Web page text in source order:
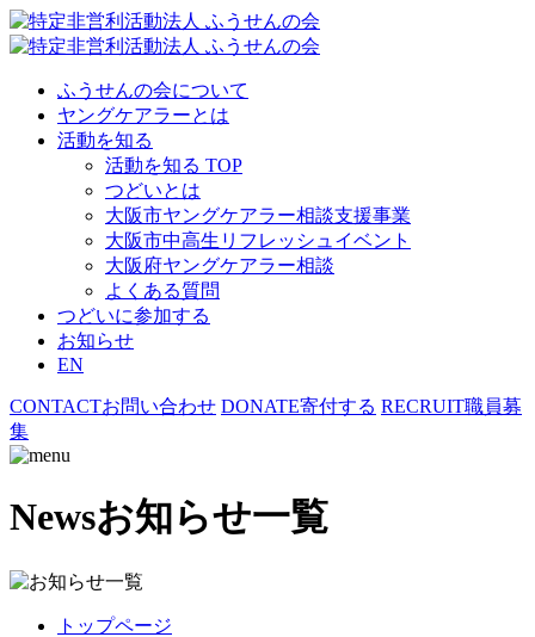
ふうせんの会について
ヤングケアラーとは
活動を知る
活動を知る TOP
つどいとは
大阪市ヤングケアラー相談支援事業
大阪市中高生リフレッシュイベント
大阪府ヤングケアラー相談
よくある質問
つどいに参加する
お知らせ
EN
CONTACTお問い合わせ DONATE寄付する RECRUIT職員募
集
Newsお知らせ一覧
トップページ